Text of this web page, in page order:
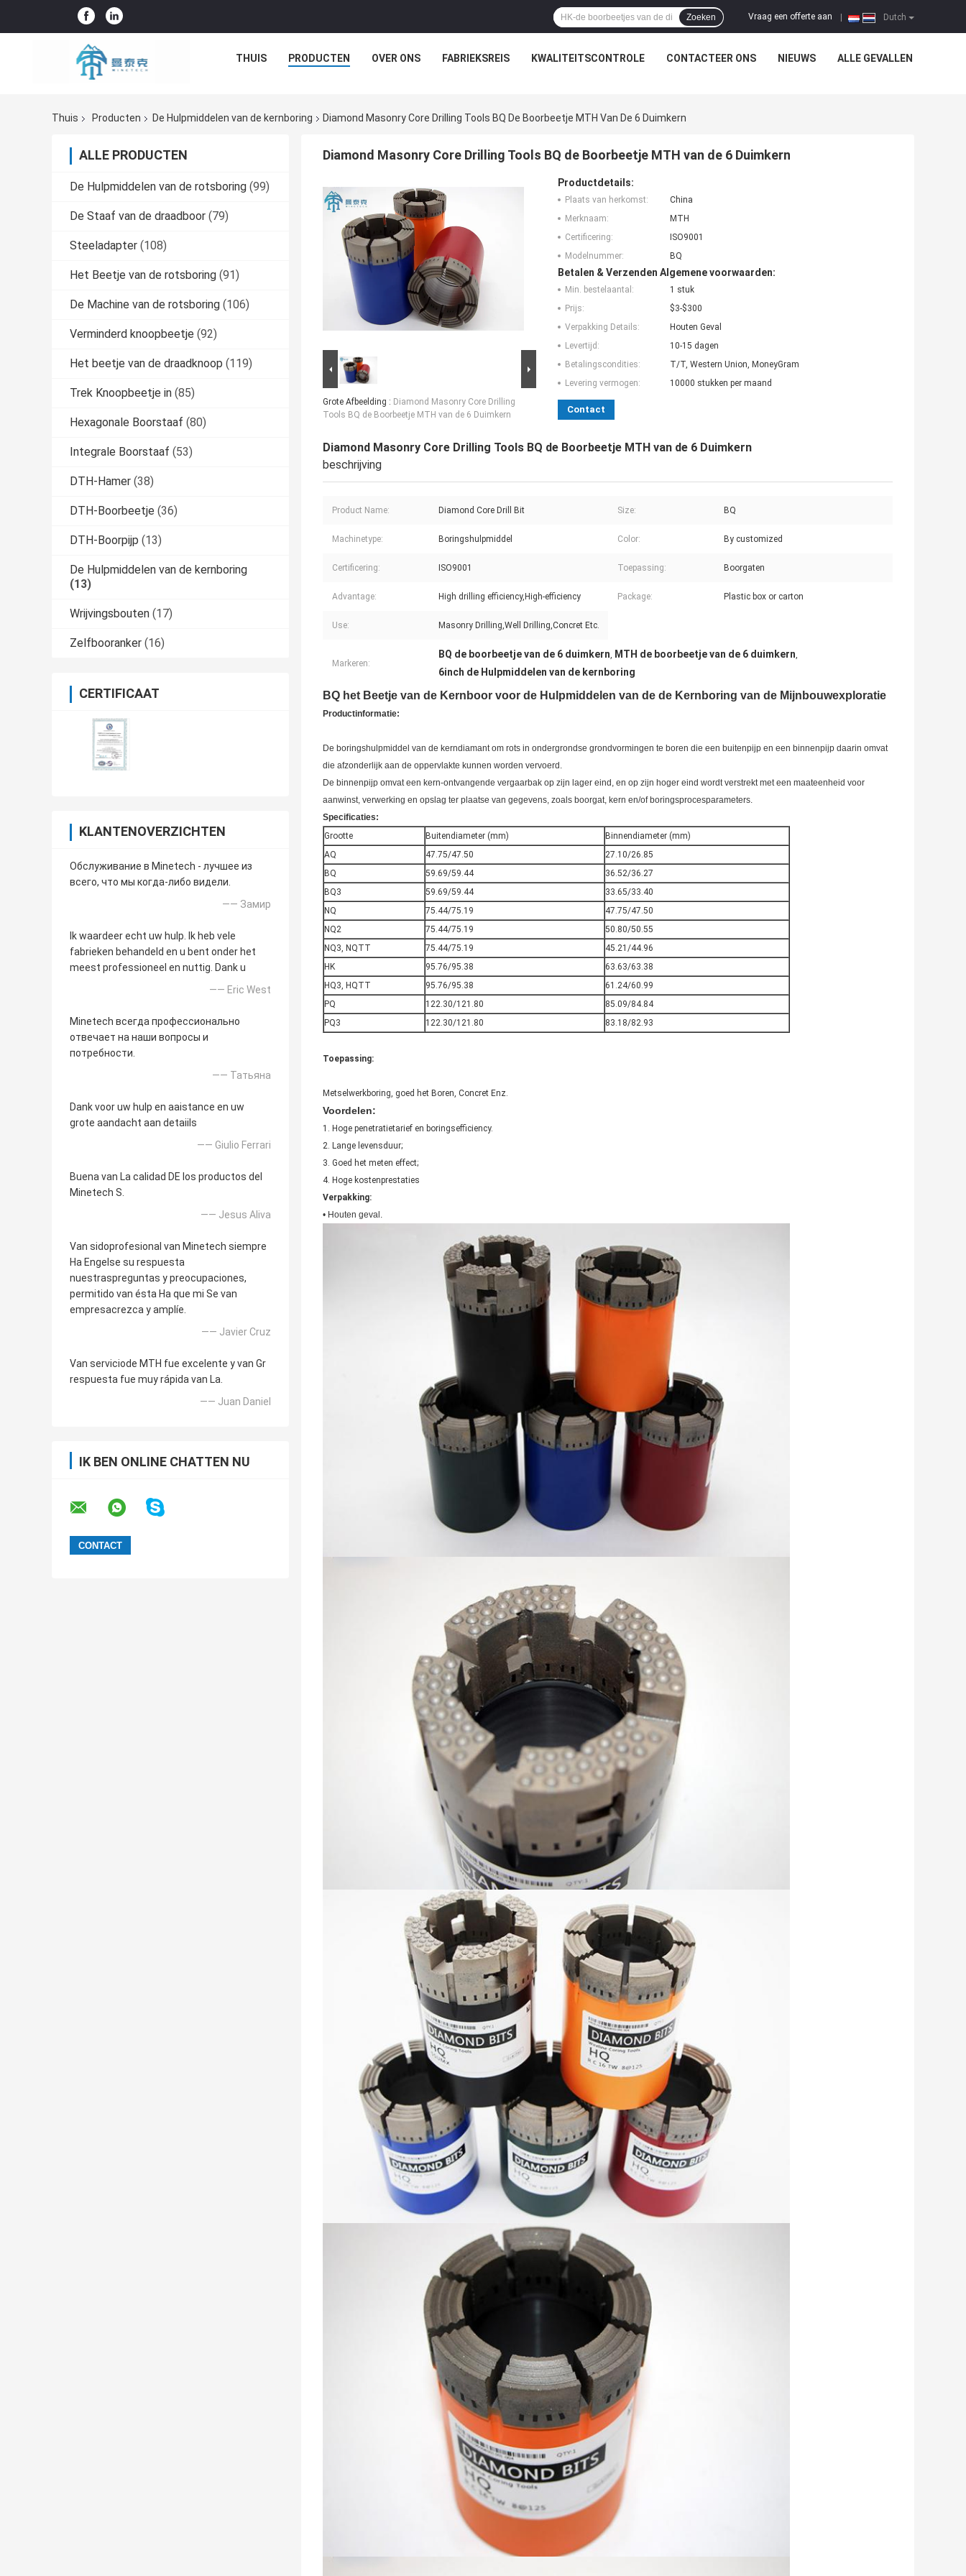
Dutch
Vraag een offerte aan
Zoeken
THUIS PRODUCTEN OVER ONS FABRIEKSREIS KWALITEITSCONTROLE CONTACTEER ONS NIEUWS ALLE GEVALLEN
Thuis Producten De Hulpmiddelen van de kernboring Diamond Masonry Core Drilling Tools BQ De Boorbeetje MTH Van De 6 Duimkern
ALLE PRODUCTEN
De Hulpmiddelen van de rotsboring (99)
De Staaf van de draadboor (79)
Steeladapter (108)
Het Beetje van de rotsboring (91)
De Machine van de rotsboring (106)
Verminderd knoopbeetje (92)
Het beetje van de draadknoop (119)
Trek Knoopbeetje in (85)
Hexagonale Boorstaaf (80)
Integrale Boorstaaf (53)
DTH-Hamer (38)
DTH-Boorbeetje (36)
DTH-Boorpijp (13)
De Hulpmiddelen van de kernboring
(13)
Wrijvingsbouten (17)
Zelfbooranker (16)
CERTIFICAAT
KLANTENOVERZICHTEN
Обслуживание в Minetech - лучшее из
всего, что мы когда-либо видели.
—— Замир
Ik waardeer echt uw hulp. Ik heb vele
fabrieken behandeld en u bent onder het
meest professioneel en nuttig. Dank u
—— Eric West
Minetech всегда профессионально
отвечает на наши вопросы и
потребности.
—— Татьяна
Dank voor uw hulp en aaistance en uw
grote aandacht aan detaiils
—— Giulio Ferrari
Buena van La calidad DE los productos del
Minetech S.
—— Jesus Aliva
Van sidoprofesional van Minetech siempre
Ha Engelse su respuesta
nuestraspreguntas y preocupaciones,
permitido van ésta Ha que mi Se van
empresacrezca y amplíe.
—— Javier Cruz
Van serviciode MTH fue excelente y van Gr
respuesta fue muy rápida van La.
—— Juan Daniel
IK BEN ONLINE CHATTEN NU
Diamond Masonry Core Drilling Tools BQ de Boorbeetje MTH van de 6 Duimkern
Grote Afbeelding : Diamond Masonry Core Drilling
Tools BQ de Boorbeetje MTH van de 6 Duimkern
Productdetails:
Plaats van herkomst:
China
Merknaam:
MTH
Certificering:
ISO9001
Modelnummer:
BQ
Betalen & Verzenden Algemene voorwaarden:
Min. bestelaantal:
1 stuk
Prijs:
$3-$300
Verpakking Details:
Houten Geval
Levertijd:
10-15 dagen
Betalingscondities:
T/T, Western Union, MoneyGram
Levering vermogen:
10000 stukken per maand
Contact
Diamond Masonry Core Drilling Tools BQ de Boorbeetje MTH van de 6 Duimkern
beschrijving
Product Name: Diamond Core Drill Bit Size: BQ
Machinetype: Boringshulpmiddel Color: By customized
Certificering: ISO9001 Toepassing: Boorgaten
Advantage: High drilling efficiency,High-efficiency Package: Plastic box or carton
Use: Masonry Drilling,Well Drilling,Concret Etc.
Markeren:
BQ de boorbeetje van de 6 duimkern, MTH de boorbeetje van de 6 duimkern,
6inch de Hulpmiddelen van de kernboring
BQ het Beetje van de Kernboor voor de Hulpmiddelen van de de Kernboring van de Mijnbouwexploratie
Productinformatie:
De boringshulpmiddel van de kerndiamant om rots in ondergrondse grondvormingen te boren die een buitenpijp en een binnenpijp daarin omvat
die afzonderlijk aan de oppervlakte kunnen worden vervoerd.
De binnenpijp omvat een kern-ontvangende vergaarbak op zijn lager eind, en op zijn hoger eind wordt verstrekt met een maateenheid voor
aanwinst, verwerking en opslag ter plaatse van gegevens, zoals boorgat, kern en/of boringsprocesparameters.
Specificaties:
Grootte
Buitendiameter (mm)
Binnendiameter (mm)
AQ
47.75/47.50
27.10/26.85
BQ
59.69/59.44
36.52/36.27
BQ3
59.69/59.44
33.65/33.40
NQ
75.44/75.19
47.75/47.50
NQ2
75.44/75.19
50.80/50.55
NQ3, NQTT
75.44/75.19
45.21/44.96
HK
95.76/95.38
63.63/63.38
HQ3, HQTT
95.76/95.38
61.24/60.99
PQ
122.30/121.80
85.09/84.84
PQ3
122.30/121.80 83.18/82.93
Toepassing:
Metselwerkboring, goed het Boren, Concret Enz.
Voordelen:
1. Hoge penetratietarief en boringsefficiency.
2. Lange levensduur;
3. Goed het meten effect;
4. Hoge kostenprestaties
Verpakking:
• Houten geval.